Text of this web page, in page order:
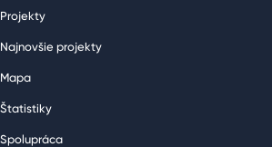
Projekty
Najnovšie projekty
Mapa
Štatistiky
Spolupráca